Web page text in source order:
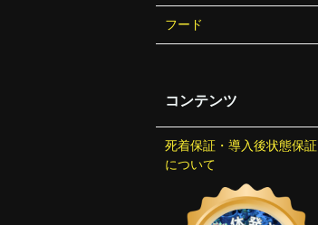
フード
コンテンツ
死着保証・導入後状態保証
について